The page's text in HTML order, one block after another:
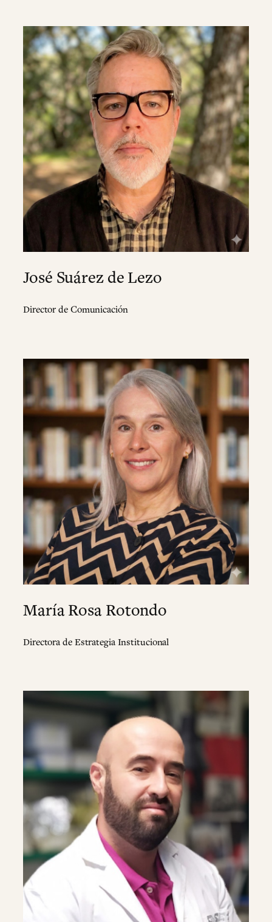
José Suárez de Lezo
Director de Comunicación
María Rosa Rotondo
Directora de Estrategia Institucional